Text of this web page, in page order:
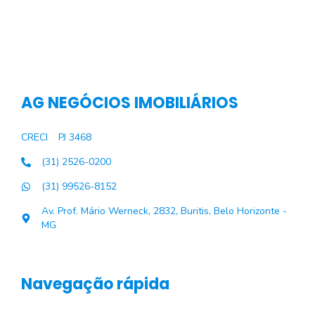
AG NEGÓCIOS IMOBILIÁRIOS
CRECI
PJ 3468
(31) 2526-0200
(31) 99526-8152
Av. Prof. Mário Werneck, 2832, Buritis, Belo Horizonte -
MG
Navegação rápida